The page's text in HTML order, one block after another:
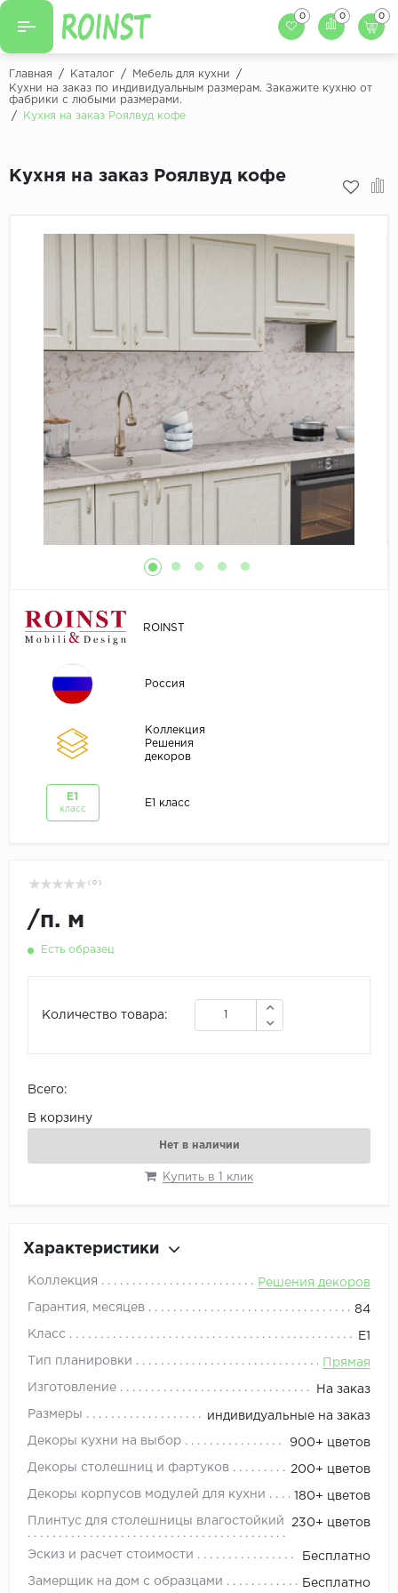
Назад
Кухни на заказ
Кухонный фартук
0 0 0
Главная / Каталог / Мебель для кухни
/
Кухни на заказ по индивидуальным размерам. Закажите кухню от
фабрики с любыми размерами.
/
Кухня на заказ Роялвуд кофе
Кухня на заказ Роялвуд кофе
ROINST
Россия
Коллекция
Решения
декоров
Е1
класс
Е1 класс
( 0 )
/п. м
Есть образец
Количество товара:
Всего:
В корзину
Нет в наличии
Купить в 1 клик
Характеристики
Коллекция Решения декоров
Гарантия, месяцев 84
Класс Е1
Тип планировки Прямая
Изготовление На заказ
Размеры индивидуальные на заказ
Декоры кухни на выбор 900+ цветов
Декоры столешниц и фартуков 200+ цветов
Декоры корпусов модулей для кухни 180+ цветов
Плинтус для столешницы влагостойкий 230+ цветов
Эскиз и расчет стоимости Бесплатно
Замерщик на дом с образцами Бесплатно